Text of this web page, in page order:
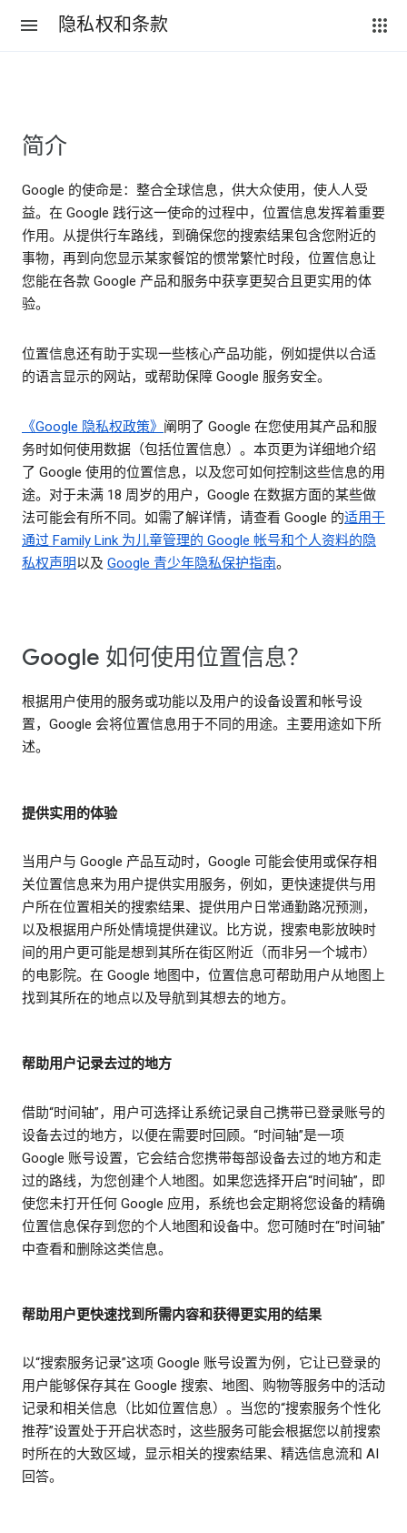
隐私权和条款
简介
Google 的使命是：整合全球信息，供大众使用，使人人受
益。在 Google 践行这一使命的过程中，位置信息发挥着重要
作用。从提供行车路线，到确保您的搜索结果包含您附近的
事物，再到向您显示某家餐馆的惯常繁忙时段，位置信息让
您能在各款 Google 产品和服务中获享更契合且更实用的体
验。
位置信息还有助于实现一些核心产品功能，例如提供以合适
的语言显示的网站，或帮助保障 Google 服务安全。
《Google 隐私权政策》 阐明了 Google 在您使用其产品和服
务时如何使用数据（包括位置信息）。本页更为详细地介绍
了 Google 使用的位置信息，以及您可如何控制这些信息的用
途。对于未满 18 周岁的用户，Google 在数据方面的某些做
法可能会有所不同。如需了解详情，请查看 Google 的适用于
通过 Family Link 为儿童管理的 Google 帐号和个人资料的隐
私权声明以及 Google 青少年隐私保护指南。
Google 如何使用位置信息？
根据用户使用的服务或功能以及用户的设备设置和帐号设
置，Google 会将位置信息用于不同的用途。主要用途如下所
述。
提供实用的体验
当用户与 Google 产品互动时，Google 可能会使用或保存相
关位置信息来为用户提供实用服务，例如，更快速提供与用
户所在位置相关的搜索结果、提供用户日常通勤路况预测，
以及根据用户所处情境提供建议。比方说，搜索电影放映时
间的用户更可能是想到其所在街区附近（而非另一个城市）
的电影院。在 Google 地图中，位置信息可帮助用户从地图上
找到其所在的地点以及导航到其想去的地方。
帮助用户记录去过的地方
借助“时间轴”，用户可选择让系统记录自己携带已登录账号的
设备去过的地方，以便在需要时回顾。“时间轴”是一项
Google 账号设置，它会结合您携带每部设备去过的地方和走
过的路线，为您创建个人地图。如果您选择开启“时间轴”，即
使您未打开任何 Google 应用，系统也会定期将您设备的精确
位置信息保存到您的个人地图和设备中。您可随时在“时间轴”
中查看和删除这类信息。
帮助用户更快速找到所需内容和获得更实用的结果
以“搜索服务记录”这项 Google 账号设置为例，它让已登录的
用户能够保存其在 Google 搜索、地图、购物等服务中的活动
记录和相关信息（比如位置信息）。当您的“搜索服务个性化
推荐”设置处于开启状态时，这些服务可能会根据您以前搜索
时所在的大致区域，显示相关的搜索结果、精选信息流和 AI
回答。